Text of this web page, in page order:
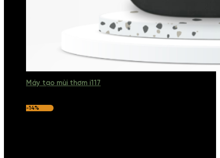
Máy tạo mùi thơm i117
-14%